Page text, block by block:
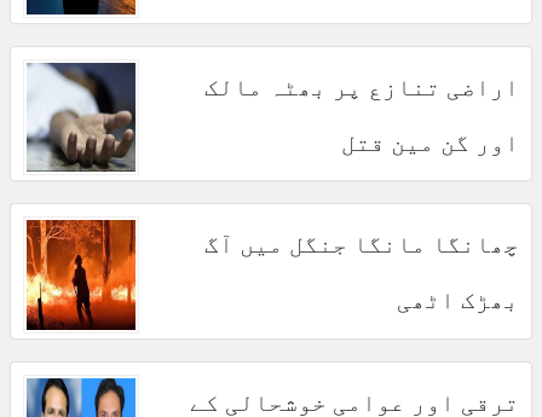
اراضی تنازع پر بھٹہ مالک
اور گن مین قتل
چھانگا مانگا جنگل میں آگ
بھڑک اٹھی
ترقی اور عوامی خوشحالی کے